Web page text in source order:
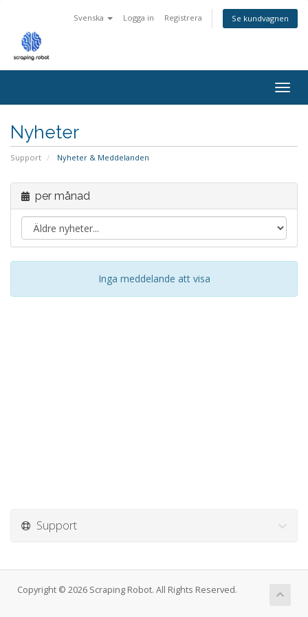
Svenska Logga in Registrera Se kundvagnen
Nyheter
Support Nyheter & Meddelanden
per månad
Inga meddelande att visa
Support
Copyright © 2026 Scraping Robot. All Rights Reserved.